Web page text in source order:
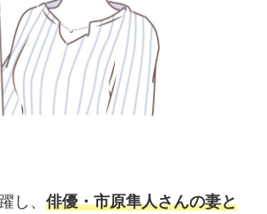
し、 俳優・市原隼人さんの妻と